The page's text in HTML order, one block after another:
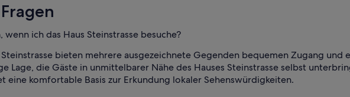
ich das Haus Steinstrasse besuche?
Steinstrasse bieten mehrere ausgezeichnete Gegenden bequemen Zugang
Lage, die Gäste in unmittelbarer Nähe des Hauses Steinstrasse selbst
eine komfortable Basis zur Erkundung lokaler Sehenswürdigkeiten.